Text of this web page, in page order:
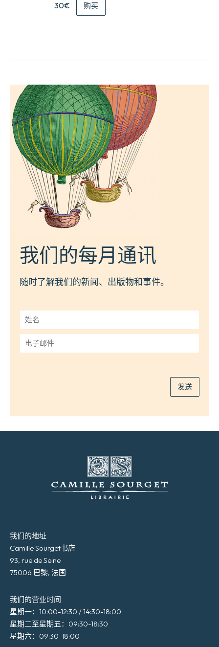
30€ 购买
我们的每月通讯
随时了解我们的新闻、出版物和事件。
姓
名
*
子
发送
我们的地址
Camille Sourget书店
93, rue de Seine
75006 巴黎, 法国
我们的营业时间
星期一：10:00-12:30 / 14:30-18:00
星期二至星期五：09:30-18:30
星期六：09:30-18:00